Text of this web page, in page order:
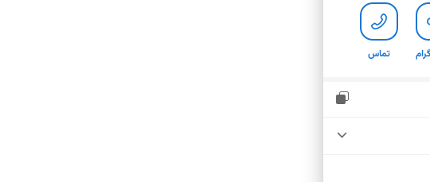
تماس